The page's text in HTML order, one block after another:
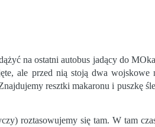
na ostatni autobus jadący do
ale przed nią stoją dwa wojskowe
resztki makaronu i puszkę
roztasowujemy się tam. W tam